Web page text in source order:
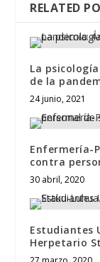
RELATED
La
de la
24 junio, 2021
Enfermería-
contra
30 abril, 2020
Estudiantes
Herpetario